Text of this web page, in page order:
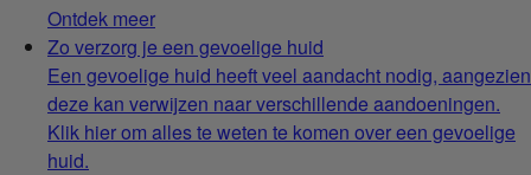
Ontdek meer
Zo verzorg je een gevoelige huid
Een gevoelige huid heeft veel aandacht nodig, aangezien
deze kan verwijzen naar verschillende aandoeningen.
Klik hier om alles te weten te komen over een gevoelige
huid.